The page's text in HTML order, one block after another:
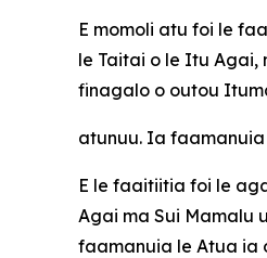
E momoli atu foi le
le Taitai o le Itu
finagalo o outou
atunuu. Ia
E le faaitiitia foi le
Agai ma Sui Mamalu
faamanuia le Atua ia